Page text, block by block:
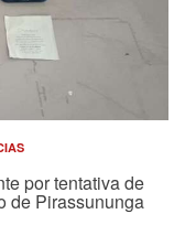
por tentativa de
de Pirassununga